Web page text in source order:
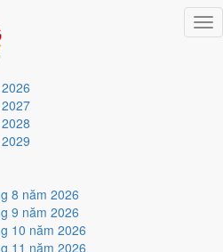
8 năm 2026
9 năm 2026
10 năm 2026
11 năm 2026
11/2012
13/10 âm